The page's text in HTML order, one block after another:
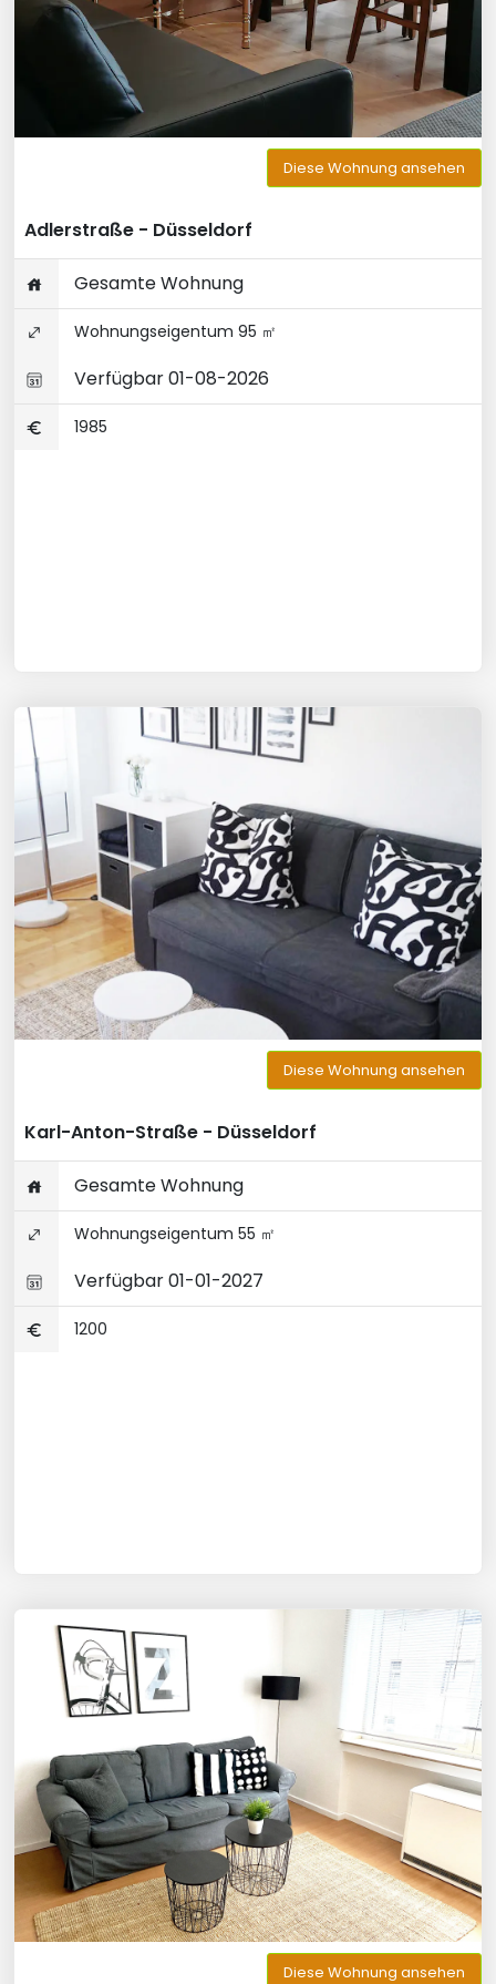
Diese Wohnung ansehen
Adlerstraße - Düsseldorf
Gesamte Wohnung
Wohnungseigentum 95 ㎡
Verfügbar 01-08-2026
1985
Diese Wohnung ansehen
Karl-Anton-Straße - Düsseldorf
Gesamte Wohnung
Wohnungseigentum 55 ㎡
Verfügbar 01-01-2027
1200
Diese Wohnung ansehen